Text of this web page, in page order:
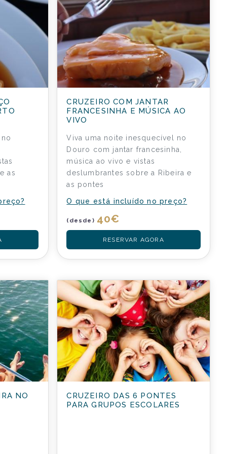
as
CRUZEIRO COM JANTAR
FRANCESINHA E MÚSICA AO
VIVO
Viva uma noite inesquecível no
Douro com jantar francesinha,
música ao vivo e vistas
deslumbrantes sobre a Ribeira e
as pontes
O que está incluído no preço?
(desde) 40€
RESERVAR AGORA
NO
CRUZEIRO DAS 6 PONTES
PARA GRUPOS ESCOLARES